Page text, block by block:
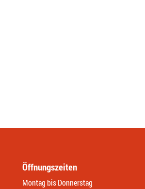
Öffnungszeiten
Montag bis Donnerstag